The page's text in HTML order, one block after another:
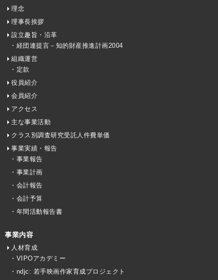
理念
理事長挨拶
設立趣旨・沿革
・経団連提言－知的財産推進計画2004
組織運営
・定款
役員紹介
会員紹介
アクセス
主な事業活動
クラス別調査研究受託人件費単価
事業実績・報告
・事業報告
・事業計画
・会計報告
・会計予算
・年間活動報告書
事業内容
人材育成
・VIPOアカデミー
・ndjc: 若手映画作家育成プロジェクト